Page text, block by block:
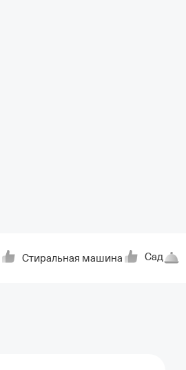
Стиральная машина Сад